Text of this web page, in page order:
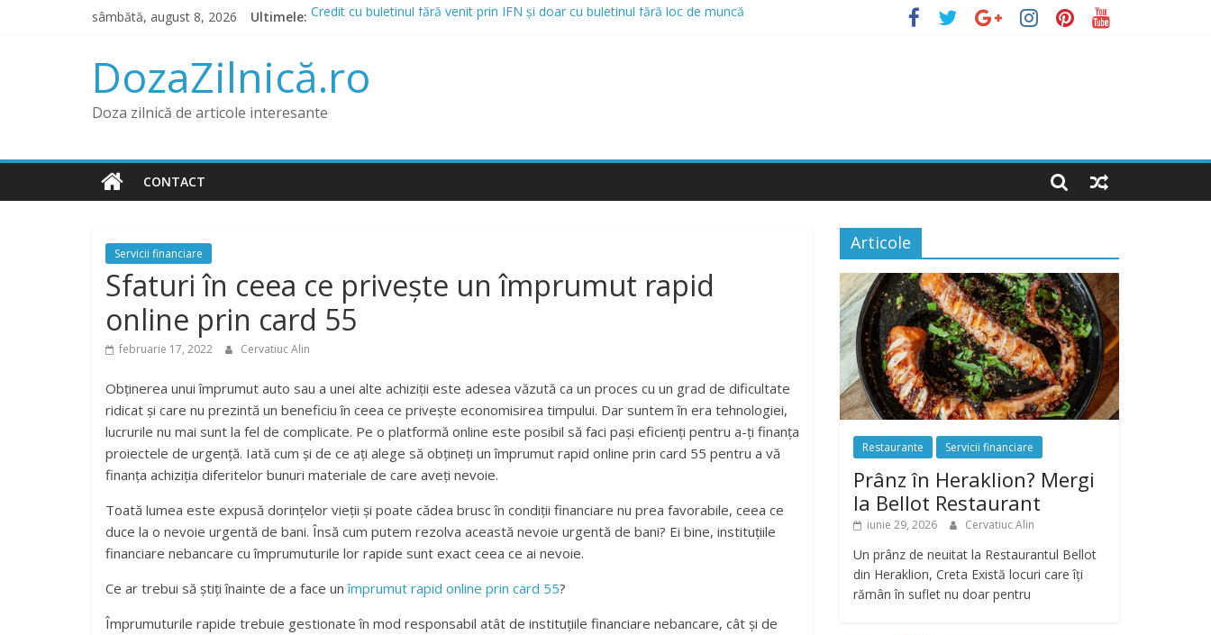
sâmbătă, august 8, 2026 Ultimele: Credit cu buletinul fără venit prin IFN și doar cu buletinul fără loc de muncă
Băncile și IFN-urile Care Acordă Credite cu Istoric Negativ
Credit pentru Datornici și Rău Platnici prin IFN
DozaZilnică.ro
Doza zilnică de articole interesante
CONTACT
Servicii financiare
Sfaturi în ceea ce privește un împrumut rapid
online prin card 55
februarie 17, 2022 Cervatiuc Alin
Obținerea unui împrumut auto sau a unei alte achiziții este adesea văzută ca un proces cu un grad de dificultate
ridicat și care nu prezintă un beneficiu în ceea ce privește economisirea timpului. Dar suntem în era tehnologiei,
lucrurile nu mai sunt la fel de complicate. Pe o platformă online este posibil să faci pași eficienți pentru a-ți finanța
proiectele de urgență. Iată cum și de ce ați alege să obțineți un împrumut rapid online prin card 55 pentru a vă
finanța achiziția diferitelor bunuri materiale de care aveți nevoie.
Toată lumea este expusă dorințelor vieții și poate cădea brusc în condiții financiare nu prea favorabile, ceea ce
duce la o nevoie urgentă de bani. Însă cum putem rezolva această nevoie urgentă de bani? Ei bine, instituțiile
financiare nebancare cu împrumuturile lor rapide sunt exact ceea ce ai nevoie.
Ce ar trebui să știți înainte de a face unîmprumut rapid online prin card 55?
Împrumuturile rapide trebuie gestionate în mod responsabil atât de instituțiile financiare nebancare, cât și de
Articole
Restaurante Servicii financiare
Prânz în Heraklion? Mergi
la Bellot Restaurant
iunie 29, 2026 Cervatiuc Alin
Un prânz de neuitat la Restaurantul Bellot
din Heraklion, Creta Există locuri care îți
rămân în suflet nu doar pentru